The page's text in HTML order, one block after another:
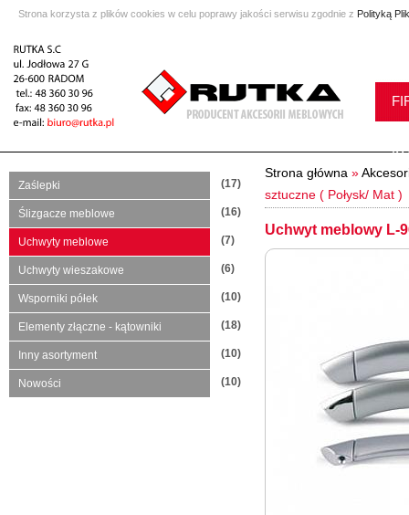
Strona korzysta z plików cookies w celu poprawy jakości serwisu zgodnie z Polityką
Zaślepki (17)
Ślizgacze meblowe (16)
Uchwyty meblowe (7)
Uchwyty wieszakowe (6)
Wsporniki półek (10)
Elementy złączne - kątowniki (18)
Inny asortyment (10)
Nowości (10)
Strona główna »
sztuczne ( Połysk/ Mat )
Uchwyt meblowy L-